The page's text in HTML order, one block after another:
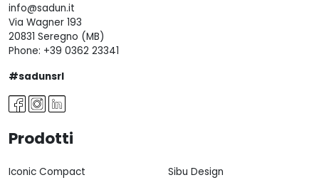
info@sadun.it
Via Wagner 193
20831 Seregno (MB)
Phone: +39 0362 23341
#sadunsrl
Prodotti
Iconic Compact
Sibu Design